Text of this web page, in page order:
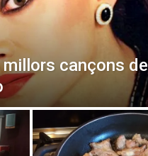
millors cançons de